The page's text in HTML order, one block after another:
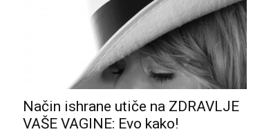
Način ishrane utiče na ZDRAVLJE
VAŠE VAGINE: Evo kako!